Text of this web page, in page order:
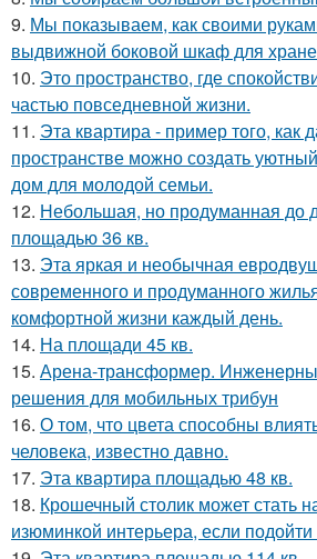
9. Мы показываем, как своими
выдвижной боковой шкаф для
10. Это пространство, где
частью повседневной жизни.
11. Эта квартира - пример того, как
пространстве можно создать
дом для молодой семьи.
12. Небольшая, но продуманная до
площадью 36 кв.
13. Эта яркая и необычная
современного и продуманного
комфортной жизни каждый день.
14. На площади 45 кв.
15. Арена-трансформер.
решения для мобильных трибун
16. О том, что цвета способны
человека, известно давно.
17. Эта квартира площадью 48 кв.
18. Крошечный столик может стать
изюминкой интерьера, если подойти